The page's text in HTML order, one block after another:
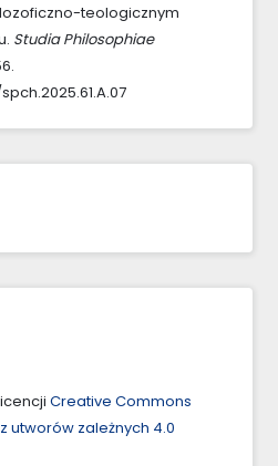
teologicznym
Studia Philosophiae
Creative Commons
utworów zależnych 4.0